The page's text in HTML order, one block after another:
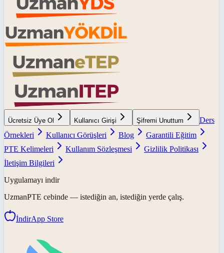
Ücretsiz Üye Ol Kullanıcı Girişi Şifremi Unuttum
Ders
Örnekleri
Kullanıcı Görüşleri Blog
Garantili Eğitim
PTE Kelimeleri
Kullanım Sözleşmesi
Gizlilik Politikası
İletişim Bilgileri
Uygulamayı indir
UzmanPTE cebinde — istediğin an, istediğin yerde çalış.
İndirApp Store